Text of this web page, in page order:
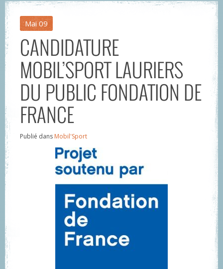
Mai 09
CANDIDATURE
MOBIL’SPORT LAURIERS
DU PUBLIC FONDATION DE
FRANCE
Publié dans Mobil'Sport